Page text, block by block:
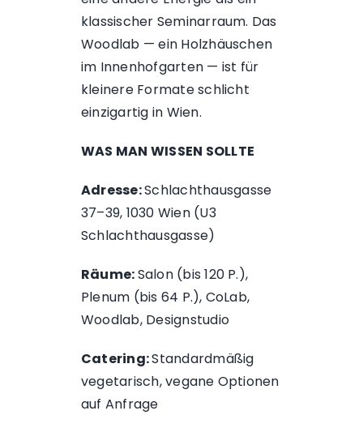
klassischer Seminarraum. Das
Woodlab — ein Holzhäuschen
im Innenhofgarten — ist für
kleinere Formate schlicht
einzigartig in Wien.
WAS MAN WISSEN SOLLTE
Adresse:Schlachthausgasse
37–39, 1030 Wien (U3
Schlachthausgasse)
Räume:Salon (bis 120 P.),
Plenum (bis 64 P.), CoLab,
Woodlab, Designstudio
Catering:Standardmäßig
vegetarisch, vegane Optionen
auf Anfrage